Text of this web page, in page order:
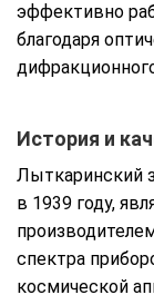
эффективно
благодаря
История и
Лыткаринский
в 1939 году,
спектра
космической